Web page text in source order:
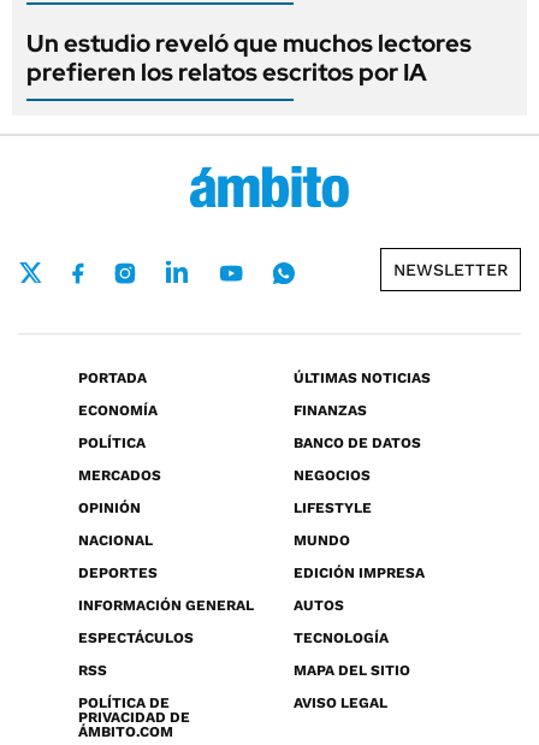
Un estudio reveló que muchos lectores
prefieren los relatos escritos por IA
NEWSLETTER
PORTADA
ÚLTIMAS NOTICIAS
ECONOMÍA
FINANZAS
POLÍTICA
BANCO DE DATOS
MERCADOS
NEGOCIOS
OPINIÓN
LIFESTYLE
NACIONAL
MUNDO
DEPORTES
EDICIÓN IMPRESA
INFORMACIÓN GENERAL
AUTOS
ESPECTÁCULOS
TECNOLOGÍA
RSS
MAPA DEL SITIO
POLÍTICA DE
PRIVACIDAD DE
ÁMBITO.COM
AVISO LEGAL